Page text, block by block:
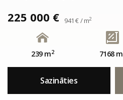
225 000 € 941 € / m2
239 m2 7168 m
Sazināties